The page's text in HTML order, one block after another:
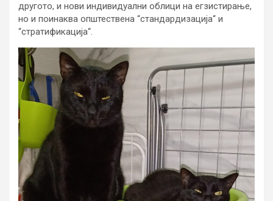
другото, и нови индивидуални облици на егзистирање,
но и поинаква општествена “стандардизација“ и
“стратификација“.